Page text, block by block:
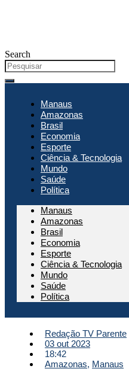
Search
Manaus
Amazonas
Brasil
Economia
Esporte
Ciência & Tecnologia
Mundo
Saúde
Política
Manaus
Amazonas
Brasil
Economia
Esporte
Ciência & Tecnologia
Mundo
Saúde
Política
Redação TV Parente
03 out 2023
18:42
Amazonas, Manaus